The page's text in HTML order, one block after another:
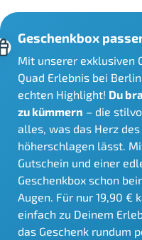
Geschenkbox
Mit unserer exklusiven
Quad Erlebnis bei
echten Highlight! Du
zu kümmern – die
alles, was das Herz
höherschlagen lässt.
Gutschein und einer
Geschenkbox schon
Augen. Für nur 19,90 €
einfach zu Deinem
das Geschenk rundum